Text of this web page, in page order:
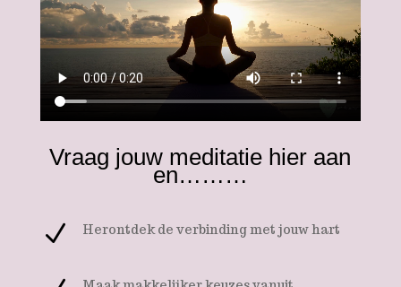
Vraag jouw meditatie hier aan
en………
N Herontdek de verbinding met jouw hart